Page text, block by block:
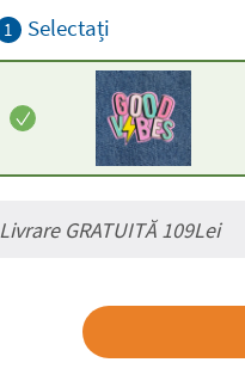
1 Selectați
Livrare GRATUITĂ 109Lei